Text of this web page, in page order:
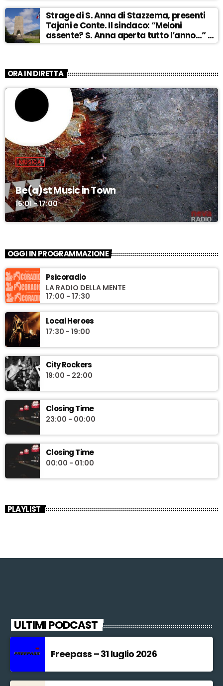
Strage di S. Anna di Stazzema, presenti
Tajani e Conte. Il sindaco: “Meloni
assente? S. Anna aperta tutto l’anno…” –
ASCOLTA
ORA IN DIRETTA
MUSICA
Be(a)st Music in Town
16:01 - 17:00
OGGI IN PROGRAMMAZIONE
Psicoradio
LA RADIO DELLA MENTE
17:00 - 17:30
Local Heroes
17:30 - 19:00
City Rockers
19:00 - 22:00
Closing Time
23:00 - 00:00
Closing Time
00:00 - 01:00
PLAYLIST
ULTIMI PODCAST
Freepass – 31 luglio 2026